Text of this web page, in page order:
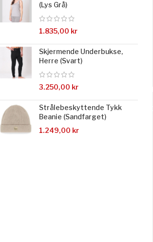
(Lys Grå)
1.835,00 kr
Skjermende Underbukse,
Herre (Svart)
3.250,00 kr
Strålebeskyttende Tykk
Beanie (Sandfarget)
1.249,00 kr